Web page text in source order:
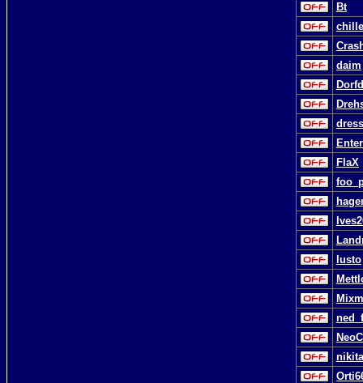
Bt
daim
FlaX
lusto
nikita